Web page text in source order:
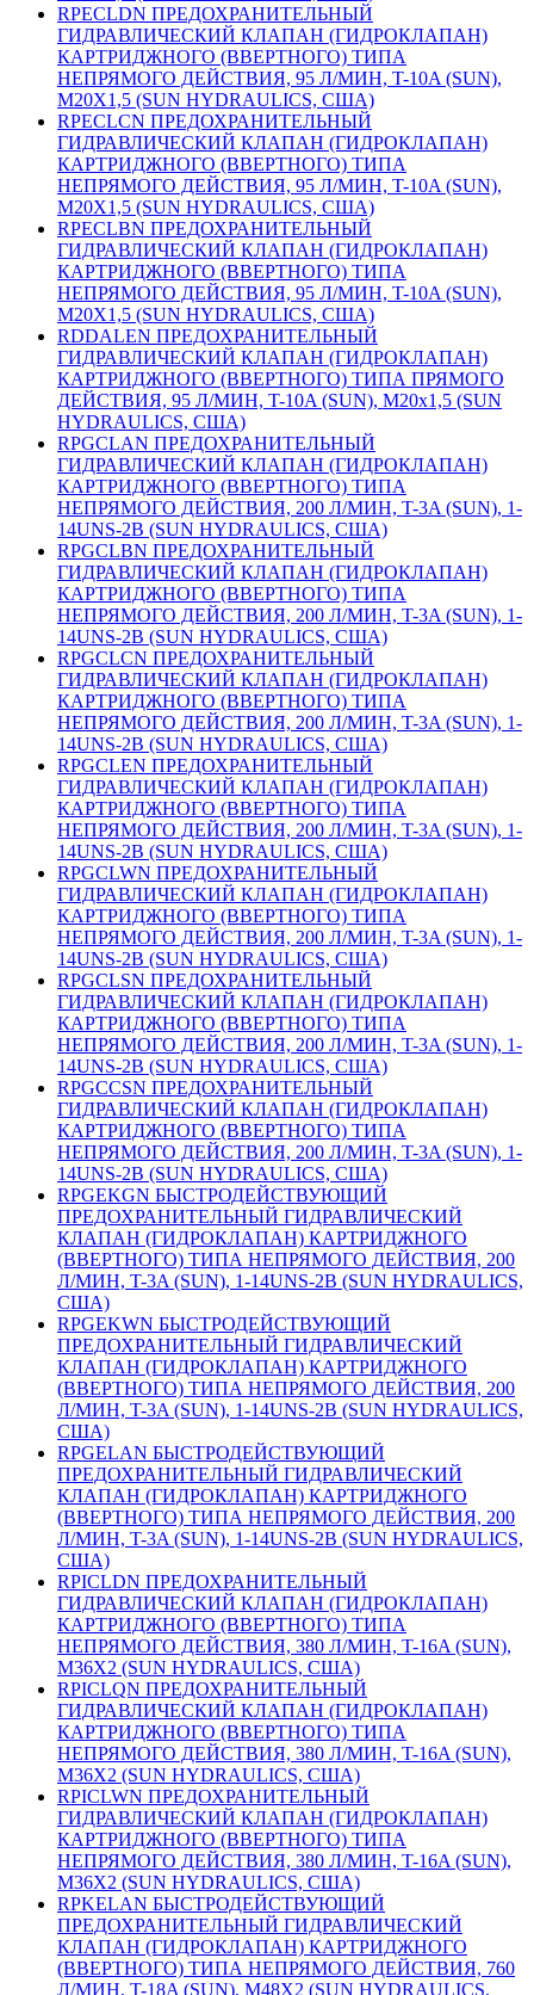
RPECLDN ПРЕДОХРАНИТЕЛЬНЫЙ
ГИДРАВЛИЧЕСКИЙ КЛАПАН (ГИДРОКЛАПАН)
КАРТРИДЖНОГО (ВВЕРТНОГО) ТИПА
НЕПРЯМОГО ДЕЙСТВИЯ, 95 Л/МИН, T-10A (SUN),
M20X1,5 (SUN HYDRAULICS, США)
RPECLCN ПРЕДОХРАНИТЕЛЬНЫЙ
ГИДРАВЛИЧЕСКИЙ КЛАПАН (ГИДРОКЛАПАН)
КАРТРИДЖНОГО (ВВЕРТНОГО) ТИПА
НЕПРЯМОГО ДЕЙСТВИЯ, 95 Л/МИН, T-10A (SUN),
M20X1,5 (SUN HYDRAULICS, США)
RPECLBN ПРЕДОХРАНИТЕЛЬНЫЙ
ГИДРАВЛИЧЕСКИЙ КЛАПАН (ГИДРОКЛАПАН)
КАРТРИДЖНОГО (ВВЕРТНОГО) ТИПА
НЕПРЯМОГО ДЕЙСТВИЯ, 95 Л/МИН, T-10A (SUN),
M20X1,5 (SUN HYDRAULICS, США)
RDDALEN ПРЕДОХРАНИТЕЛЬНЫЙ
ГИДРАВЛИЧЕСКИЙ КЛАПАН (ГИДРОКЛАПАН)
КАРТРИДЖНОГО (ВВЕРТНОГО) ТИПА ПРЯМОГО
ДЕЙСТВИЯ, 95 Л/МИН, T-10A (SUN), M20x1,5 (SUN
HYDRAULICS, США)
RPGCLAN ПРЕДОХРАНИТЕЛЬНЫЙ
ГИДРАВЛИЧЕСКИЙ КЛАПАН (ГИДРОКЛАПАН)
КАРТРИДЖНОГО (ВВЕРТНОГО) ТИПА
НЕПРЯМОГО ДЕЙСТВИЯ, 200 Л/МИН, T-3A (SUN), 1-
14UNS-2B (SUN HYDRAULICS, США)
RPGCLBN ПРЕДОХРАНИТЕЛЬНЫЙ
ГИДРАВЛИЧЕСКИЙ КЛАПАН (ГИДРОКЛАПАН)
КАРТРИДЖНОГО (ВВЕРТНОГО) ТИПА
НЕПРЯМОГО ДЕЙСТВИЯ, 200 Л/МИН, T-3A (SUN), 1-
14UNS-2B (SUN HYDRAULICS, США)
RPGCLCN ПРЕДОХРАНИТЕЛЬНЫЙ
ГИДРАВЛИЧЕСКИЙ КЛАПАН (ГИДРОКЛАПАН)
КАРТРИДЖНОГО (ВВЕРТНОГО) ТИПА
НЕПРЯМОГО ДЕЙСТВИЯ, 200 Л/МИН, T-3A (SUN), 1-
14UNS-2B (SUN HYDRAULICS, США)
RPGCLEN ПРЕДОХРАНИТЕЛЬНЫЙ
ГИДРАВЛИЧЕСКИЙ КЛАПАН (ГИДРОКЛАПАН)
КАРТРИДЖНОГО (ВВЕРТНОГО) ТИПА
НЕПРЯМОГО ДЕЙСТВИЯ, 200 Л/МИН, T-3A (SUN), 1-
14UNS-2B (SUN HYDRAULICS, США)
RPGCLWN ПРЕДОХРАНИТЕЛЬНЫЙ
ГИДРАВЛИЧЕСКИЙ КЛАПАН (ГИДРОКЛАПАН)
КАРТРИДЖНОГО (ВВЕРТНОГО) ТИПА
НЕПРЯМОГО ДЕЙСТВИЯ, 200 Л/МИН, T-3A (SUN), 1-
14UNS-2B (SUN HYDRAULICS, США)
RPGCLSN ПРЕДОХРАНИТЕЛЬНЫЙ
ГИДРАВЛИЧЕСКИЙ КЛАПАН (ГИДРОКЛАПАН)
КАРТРИДЖНОГО (ВВЕРТНОГО) ТИПА
НЕПРЯМОГО ДЕЙСТВИЯ, 200 Л/МИН, T-3A (SUN), 1-
14UNS-2B (SUN HYDRAULICS, США)
RPGCCSN ПРЕДОХРАНИТЕЛЬНЫЙ
ГИДРАВЛИЧЕСКИЙ КЛАПАН (ГИДРОКЛАПАН)
КАРТРИДЖНОГО (ВВЕРТНОГО) ТИПА
НЕПРЯМОГО ДЕЙСТВИЯ, 200 Л/МИН, T-3A (SUN), 1-
14UNS-2B (SUN HYDRAULICS, США)
RPGEKGN БЫСТРОДЕЙСТВУЮЩИЙ
ПРЕДОХРАНИТЕЛЬНЫЙ ГИДРАВЛИЧЕСКИЙ
КЛАПАН (ГИДРОКЛАПАН) КАРТРИДЖНОГО
(ВВЕРТНОГО) ТИПА НЕПРЯМОГО ДЕЙСТВИЯ, 200
Л/МИН, T-3A (SUN), 1-14UNS-2B (SUN HYDRAULICS,
США)
RPGEKWN БЫСТРОДЕЙСТВУЮЩИЙ
ПРЕДОХРАНИТЕЛЬНЫЙ ГИДРАВЛИЧЕСКИЙ
КЛАПАН (ГИДРОКЛАПАН) КАРТРИДЖНОГО
(ВВЕРТНОГО) ТИПА НЕПРЯМОГО ДЕЙСТВИЯ, 200
Л/МИН, T-3A (SUN), 1-14UNS-2B (SUN HYDRAULICS,
США)
RPGELAN БЫСТРОДЕЙСТВУЮЩИЙ
ПРЕДОХРАНИТЕЛЬНЫЙ ГИДРАВЛИЧЕСКИЙ
КЛАПАН (ГИДРОКЛАПАН) КАРТРИДЖНОГО
(ВВЕРТНОГО) ТИПА НЕПРЯМОГО ДЕЙСТВИЯ, 200
Л/МИН, T-3A (SUN), 1-14UNS-2B (SUN HYDRAULICS,
США)
RPICLDN ПРЕДОХРАНИТЕЛЬНЫЙ
ГИДРАВЛИЧЕСКИЙ КЛАПАН (ГИДРОКЛАПАН)
КАРТРИДЖНОГО (ВВЕРТНОГО) ТИПА
НЕПРЯМОГО ДЕЙСТВИЯ, 380 Л/МИН, T-16A (SUN),
M36X2 (SUN HYDRAULICS, США)
RPICLQN ПРЕДОХРАНИТЕЛЬНЫЙ
ГИДРАВЛИЧЕСКИЙ КЛАПАН (ГИДРОКЛАПАН)
КАРТРИДЖНОГО (ВВЕРТНОГО) ТИПА
НЕПРЯМОГО ДЕЙСТВИЯ, 380 Л/МИН, T-16A (SUN),
M36X2 (SUN HYDRAULICS, США)
RPICLWN ПРЕДОХРАНИТЕЛЬНЫЙ
ГИДРАВЛИЧЕСКИЙ КЛАПАН (ГИДРОКЛАПАН)
КАРТРИДЖНОГО (ВВЕРТНОГО) ТИПА
НЕПРЯМОГО ДЕЙСТВИЯ, 380 Л/МИН, T-16A (SUN),
M36X2 (SUN HYDRAULICS, США)
RPKELAN БЫСТРОДЕЙСТВУЮЩИЙ
ПРЕДОХРАНИТЕЛЬНЫЙ ГИДРАВЛИЧЕСКИЙ
КЛАПАН (ГИДРОКЛАПАН) КАРТРИДЖНОГО
(ВВЕРТНОГО) ТИПА НЕПРЯМОГО ДЕЙСТВИЯ, 760
Л/МИН, T-18A (SUN), M48X2 (SUN HYDRAULICS,